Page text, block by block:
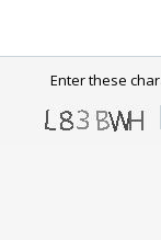
Enter these